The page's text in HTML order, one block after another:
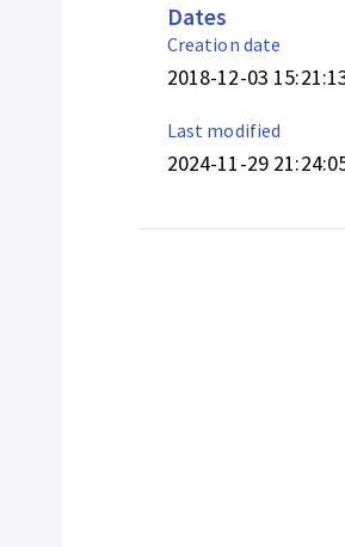
Dates
Creation date
2018-12-03
Last modified
2024-11-29